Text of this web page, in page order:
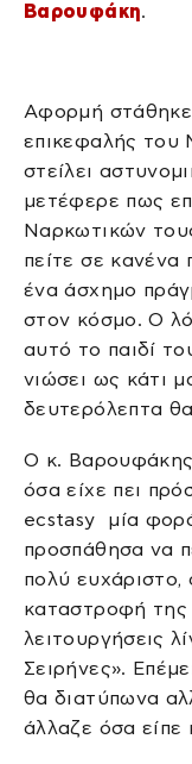
Βαρουφάκη.
Αφορμή
επικεφαλής του
στείλει
μετέφερε πως
Ναρκωτικών
πείτε σε κανένα
ένα άσχημο
στον κόσμο. Ο
αυτό το παιδί
νιώσει ως κάτι
δευτερόλεπτα
Ο κ. Βαρουφάκης
όσα είχε πει
ecstasy μία
προσπάθησα να
πολύ
καταστροφή της
λειτουργήσεις
Σειρήνες».
θα διατύπωνα
άλλαζε όσα είπε